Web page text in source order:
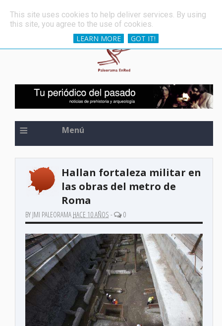
≡ Menú
Hallan fortaleza militar en
las obras del metro de
Roma
BY JMI PALEORAMA HACE 10 AÑOS - 0
This site uses cookies to help deliver services. By using
this site, you agree to the use of cookies.
LEARN MORE
GOT IT!